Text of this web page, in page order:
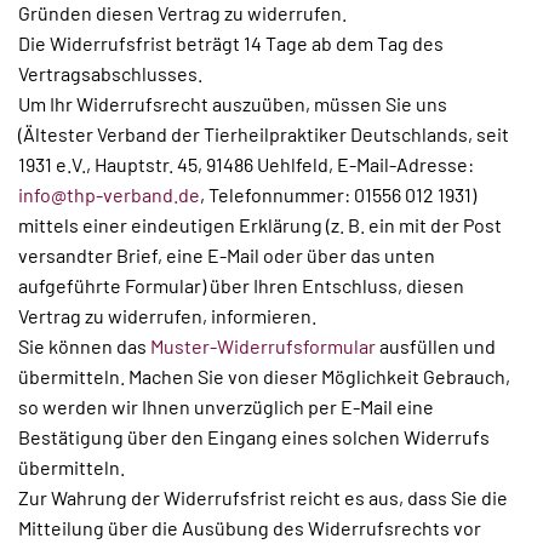
Gründen diesen Vertrag zu widerrufen.
Die Widerrufsfrist beträgt 14 Tage ab dem Tag des
Vertragsabschlusses.
Um Ihr Widerrufsrecht auszuüben, müssen Sie uns
(Ältester Verband der Tierheilpraktiker Deutschlands, seit
1931 e.V., Hauptstr. 45, 91486 Uehlfeld, E-Mail-Adresse:
info@thp-verband.de, Telefonnummer: 01556 012 1931)
mittels einer eindeutigen Erklärung (z. B. ein mit der Post
versandter Brief, eine E-Mail oder über das unten
aufgeführte Formular) über Ihren Entschluss, diesen
Vertrag zu widerrufen, informieren.
Sie können das Muster-Widerrufsformularausfüllen und
übermitteln. Machen Sie von dieser Möglichkeit Gebrauch,
so werden wir Ihnen unverzüglich per E-Mail eine
Bestätigung über den Eingang eines solchen Widerrufs
übermitteln.
Zur Wahrung der Widerrufsfrist reicht es aus, dass Sie die
Mitteilung über die Ausübung des Widerrufsrechts vor